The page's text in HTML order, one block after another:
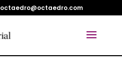
octaedro@octaedro.com